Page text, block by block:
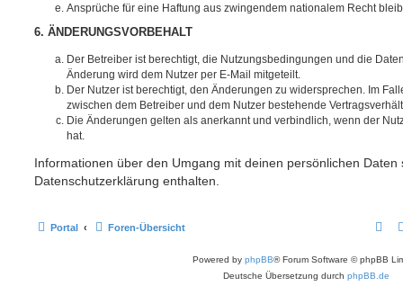
Ansprüche für eine Haftung aus zwingendem nationalem Recht
6. ÄNDERUNGSVORBEHALT
Der Betreiber ist berechtigt, die Nutzungsbedingungen und die
Änderung wird dem Nutzer per E-Mail mitgeteilt.
Der Nutzer ist berechtigt, den Änderungen zu widersprechen. Im
zwischen dem Betreiber und dem Nutzer bestehende
Die Änderungen gelten als anerkannt und verbindlich, wenn der
hat.
Informationen über den Umgang mit deinen persönlichen Daten
Datenschutzerklärung enthalten.
Portal Foren-Übersicht
Powered by phpBB® Forum Software © phpBB
Deutsche Übersetzung durch phpBB.de